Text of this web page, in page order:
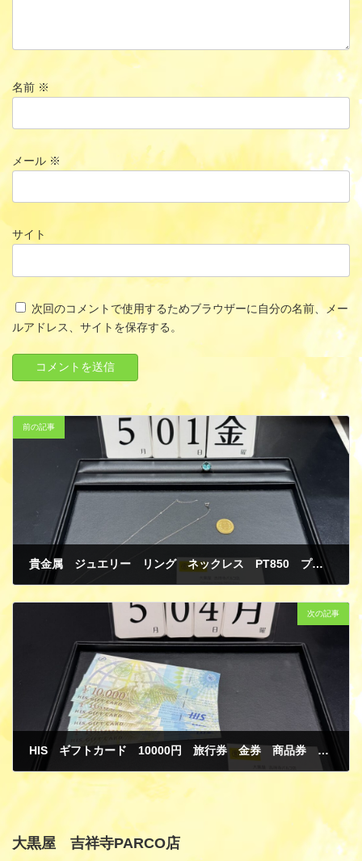
名前 ※
メール ※
サイト
次回のコメントで使用するためブラウザーに自分の名前、メー
ルアドレス、サイトを保存する。
前の記事
貴金属 ジュエリー リング ネックレス PT850 プラチナ K18 ホワイトゴールド 金貨 K21 ゴールド 買取
次の記事
HIS ギフトカード 10000円 旅行券 金券 商品券 買取
5月 10, 2026
大黒屋 吉祥寺PARCO店